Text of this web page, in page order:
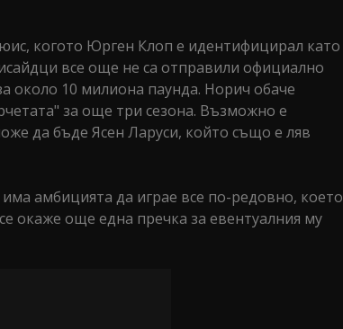
когото Юрген Клоп е идентифицирал като
все още не са отправили официално
около 10 милиона паунда. Норич обаче
за още три сезона. Възможно е
да бъде Ясен Ларуси, който също е ляв
амбицията да играе все по-редовно, което
окаже още една пречка за евентуалния му